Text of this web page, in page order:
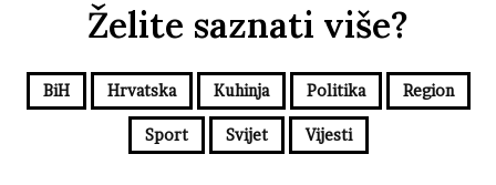
Želite saznati više?
BiH Hrvatska Kuhinja Politika Region
Sport Svijet Vijesti